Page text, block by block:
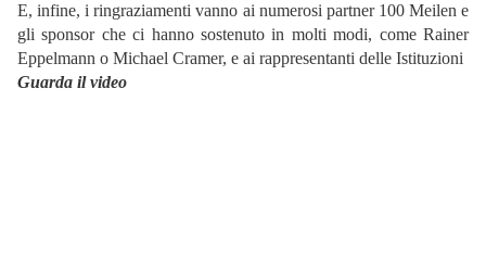
E, infine, i ringraziamenti vanno ai numerosi partner 100 Meilen e
gli sponsor che ci hanno sostenuto in molti modi, come Rainer
Eppelmann o Michael Cramer, e ai rappresentanti delle Istituzioni
Guarda il video